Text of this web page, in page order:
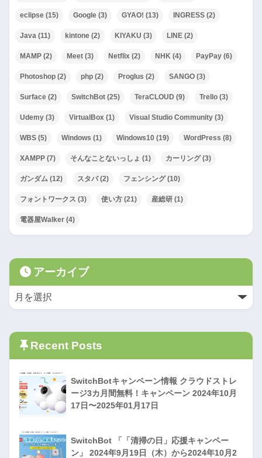
eclipse (15) Google (3) GYAO! (13) INGRESS (2)
Java (11) kintone (2) KIYAKU (3) LINE (2)
MAMP (2) Meet (3) Netflix (2) NHK (4) PayPay (6)
Photoshop (2) php (2) Proglus (2) SANGO (3)
Surface (2) SwitchBot (25) TeraCLOUD (9) Trello (3)
Udemy (3) VirtualBox (1) Visual Studio Community (3)
WBS (5) Windows (1) Windows10 (19) WordPress (8)
XAMPP (7) そんなことないっしょ (1) カーリング(3)
ガンダム (12) スタバ(2) フェンシング(10)
フォントワークス (3) 使い方 (21) 産総研 (1)
電器屋Walker (4)
アーカイブ
Recent Posts
SwitchBotキャンペーン情報 クラウドストレ
ージ3カ月間無料！キャンペーン 2024年10月
17日〜2025年01月17日
SwitchBot 「「清掃の日」応援キャンペー
ン」 2024年9月19日（木）から2024年10月2